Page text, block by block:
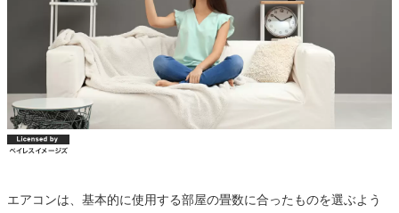
エアコンは、基本的に使用する部屋の畳数に合ったものを選ぶよう